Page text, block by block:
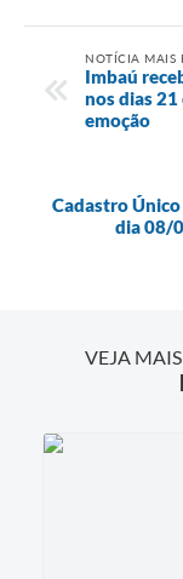
NOTÍCIA MAIS
Imbaú
nos dias
emoção
Cadastro
dia 08/
VEJA